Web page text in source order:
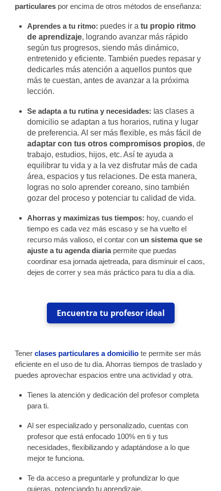
particulares por encima de otros métodos de enseñanza:
Aprendes a tu ritmo: puedes ir atu propio ritmo
de aprendizaje, logrando avanzar más rápido
según tus progresos, siendo más dinámico,
entretenido y eficiente. También puedes repasar y
dedicarles más atención a aquellos puntos que
más te cuestan, antes de avanzar a la próxima
lección.
Se adapta a tu rutina y necesidades: las clases a
domicilio se adaptan a tus horarios, rutina y lugar
de preferencia. Al ser más flexible, es más fácil de
adaptar con tus otros compromisos propios, de
trabajo, estudios, hijos, etc. Así te ayuda a
equilibrar tu vida y a la vez disfrutar más de cada
área, espacios y tus relaciones. De esta manera,
logras no solo aprender coreano, sino también
gozar del proceso y potenciar tu calidad de vida.
Ahorras y maximizas tus tiempos: hoy, cuando el
tiempo es cada vez más escaso y se ha vuelto el
recurso más valioso, el contar con un sistema que se
ajuste a tu agenda diariapermite que puedas
coordinar esa jornada ajetreada, para disminuir el caos,
dejes de correr y sea más práctico para tu día a día.
Encuentra tu profesor ideal
Tener clases particulares a domicilio te permite ser más
eficiente en el uso de tu día. Ahorras tiempos de traslado y
puedes aprovechar espacios entre una actividad y otra.
Tienes la atención y dedicación del profesor completa
para ti.
Al ser especializado y personalizado, cuentas con
profesor que está enfocado 100% en ti y tus
necesidades, flexibilizando y adaptándose a lo que
mejor te funciona.
Te da acceso a preguntarle y profundizar lo que
quieras, potenciando tu aprendizaje.